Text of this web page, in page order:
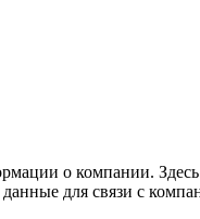
о компании.
для связи с